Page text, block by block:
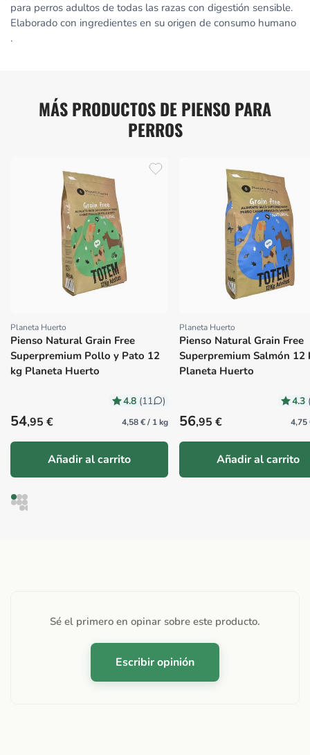
para perros adultos de todas las razas con digestión sensible.
Elaborado con ingredientes en su origen de consumo humano
.
MÁS PRODUCTOS DE PIENSO PARA
PERROS
Proveedor:
Planeta Huerto
Pienso Natural Grain Free
Superpremium Pollo y Pato 12
kg Planeta Huerto
4.8 (11 )
Precio habitual
54,95 € 4,58 € / 1 kg
Añadir al carrito
Proveedor:
Planeta Huerto
Pienso Natural Grain Free
Superpremium Salmón 12
Planeta Huerto
4.3
Precio habitual
56,95 € 4,75
Añadir al carrito
Sé el primero en opinar sobre este producto.
Escribir opinión